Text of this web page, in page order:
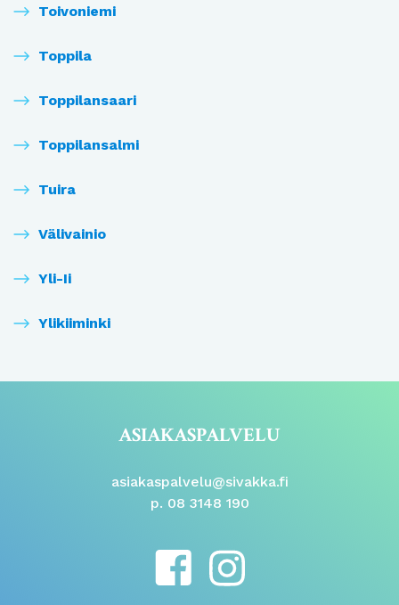
Toivoniemi
Toppila
Toppilansaari
Toppilansalmi
Tuira
Välivainio
Yli-Ii
Ylikiiminki
ASIAKASPALVELU
asiakaspalvelu@sivakka.fi
p. 08 3148 190